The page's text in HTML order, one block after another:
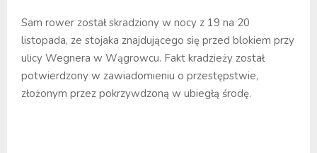
Sam rower został skradziony w nocy z 19 na 20
listopada, ze stojaka znajdującego się przed blokiem przy
ulicy Wegnera w Wągrowcu. Fakt kradzieży został
potwierdzony w zawiadomieniu o przestępstwie,
złożonym przez pokrzywdzoną w ubiegłą środę.